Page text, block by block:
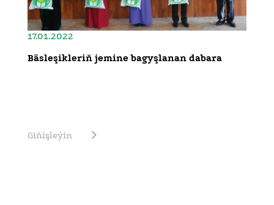
17.01.2022
Bäsleşikleriň jemine bagyşlanan dabara
Giňişleýin